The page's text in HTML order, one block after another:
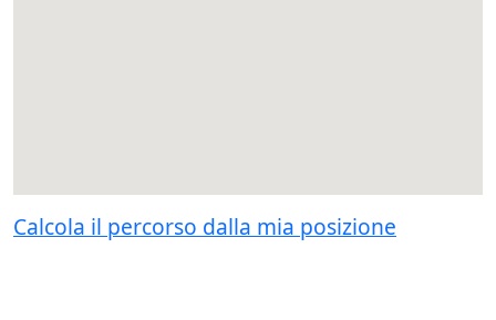
Calcola il percorso dalla mia posizione